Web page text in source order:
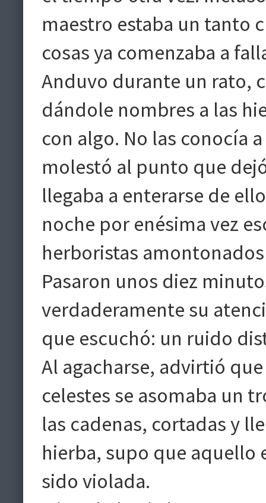
maestro estaba un tanto
cosas ya comenzaba a
Anduvo durante un rato,
dándole nombres a las
con algo. No las conocía
molestó al punto que
llegaba a enterarse de
noche por enésima vez
herboristas
Pasaron unos diez
verdaderamente su
que escuchó: un ruido
Al agacharse, advirtió
celestes se asomaba un
las cadenas, cortadas y
hierba, supo que aquello
sido violada.